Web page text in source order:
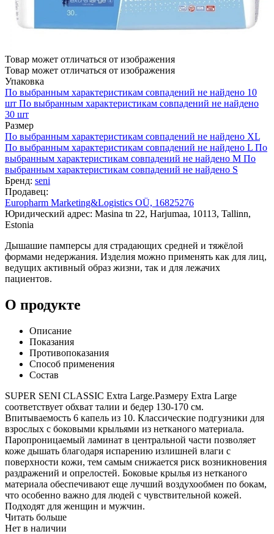
Товар может отличаться от изображения
Товар может отличаться от изображения
Упаковка
По выбранным характеристикам совпадений не найдено 10
шт По выбранным характеристикам совпадений не найдено
30 шт
Размер
По выбранным характеристикам совпадений не найдено XL
По выбранным характеристикам совпадений не найдено L По
выбранным характеристикам совпадений не найдено М По
выбранным характеристикам совпадений не найдено S
Бренд: seni
Продавец:
Europharm Marketing&Logistics OÜ, 16825276
Юридический адрес: Masina tn 22, Harjumaa, 10113, Tallinn,
Estonia
Дышашие памперсы для страдающих средней и тяжёлой
формами недержания. Изделия можно применять как для лиц,
ведущих активный образ жизни, так и для лежачих
пациентов.
О продукте
Описание
Показания
Противопоказания
Способ применения
Состав
SUPER SENI CLASSIC Extra Large.Размеру Extra Large
соответствует обхват талии и бедер 130-170 см.
Впитываемость 6 капель из 10. Классические подгузники для
взрослых с боковыми крыльями из нетканого материала.
Паропроницаемый ламинат в центральной части позволяет
коже дышать благодаря испарению излишней влаги с
поверхности кожи, тем самым снижается риск возникновения
раздражений и опрелостей. Боковые крылья из нетканого
материала обеспечивают еще лучший воздухообмен по бокам,
что особенно важно для людей с чувствительной кожей.
Подходят для женщин и мужчин.
Читать больше
Нет в наличии